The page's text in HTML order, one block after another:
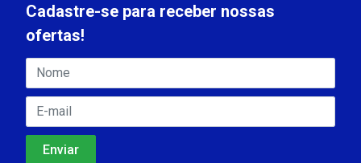
Cadastre-se para receber nossas
ofertas!